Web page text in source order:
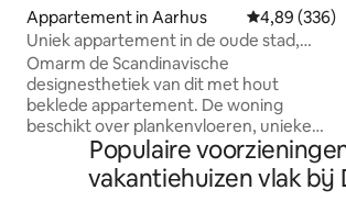
Appartement in Aarhus Gemiddelde
4,89 (336)
Uniek appartement in de oude stad,
Aarhus
Omarm de Scandinavische
designesthetiek van dit met hout
beklede appartement. De woning
beschikt over plankenvloeren, unieke
kunstwerken, kleurvlakken, een
eclectische mix van eigentijds en antiek
meubilair en uitzicht op het dak. U vindt
Populaire
vakantiehuizen vlak bij